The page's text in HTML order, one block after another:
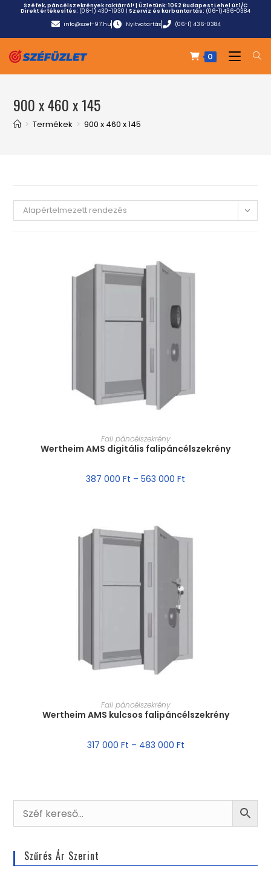
Széfek, páncélszekrények raktárról! | Üzletünk:1062 Budapest Lehel út 1/C
Direkt értékesítés: (06-1) 430-1930 | Szerviz és karbantartás: (06-1)436-0384
info@szef-97.hu
Nyitvatartás (06-1) 436-0384
0
900 x 460 x 145
> Termékek > 900 x 460 x 145
Alapértelmezett rendezés
MÉRET VÁLASZTÁSA
Fali páncélszekrény
Wertheim AMS digitális falipáncélszekrény
387 000 Ft – 563 000 Ft
MÉRET VÁLASZTÁSA
Fali páncélszekrény
Wertheim AMS kulcsos falipáncélszekrény
317 000 Ft – 483 000 Ft
Szűrés Ár Szerint